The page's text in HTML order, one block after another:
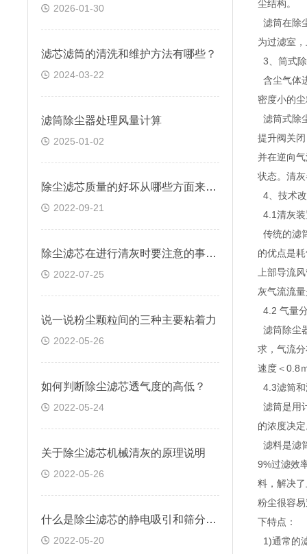
2026-01-30
滤芯滤筒的清洗和维护方法有哪些？
2024-03-22
滤筒除尘器处理风量计算
2025-01-02
除尘滤芯质量的好坏从哪些方面来判断？
2022-09-21
除尘滤芯在进行清灰时要注意的事项有哪些
2022-07-25
说一说粉尘颗粒间的三种主要粘着力
2022-05-26
如何判断除尘滤芯透气度的高低？
2022-05-24
关于除尘滤芯机械清灰的原理说明
2022-05-26
什么是除尘滤芯的静电吸引和筛分效应
2022-05-20
尘结构。
滤筒在除
为过滤室
3、筒式
含尘气体
密度小的
滤筒式除
提升阀关
并在逆向
状态。清
4、技术
4.1清灰
传统的滤
的优点是
上部导流
灰气流流
4.2 气量
滤筒除尘
求，气流
速度＜0.8
4.3滤筒
滤筒是用
的浓度决
滤料是滤
9%过滤效
料，解决
粉尘很容
下特点：
1)通常的